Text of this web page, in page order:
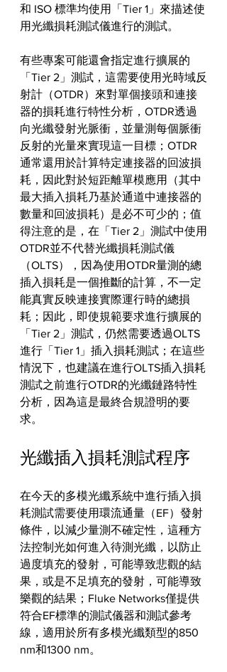
和 ISO 標準均使用「Tier 1」來描述使
用光纖損耗測試儀進行的測試。
有些專案可能還會指定進行擴展的
「Tier 2」測試，這需要使用光時域反
射計（OTDR）來對單個接頭和連接
器的損耗進行特性分析，OTDR透過
向光纖發射光脈衝，並量測每個脈衝
反射的光量來實現這一目標；OTDR
通常還用於計算特定連接器的回波損
耗，因此對於短距離單模應用（其中
最大插入損耗乃基於通道中連接器的
數量和回波損耗）是必不可少的；值
得注意的是，在「Tier 2」測試中使用
OTDR並不代替光纖損耗測試儀
（OLTS），因為使用OTDR量測的總
插入損耗是一個推斷的計算，不一定
能真實反映連接實際運行時的總損
耗；因此，即使規範要求進行擴展的
「Tier 2」測試，仍然需要透過OLTS
進行「Tier 1」插入損耗測試；在這些
情況下，也建議在進行OLTS插入損耗
測試之前進行OTDR的光纖鏈路特性
分析，因為這是最終合規證明的要
求。
光纖插入損耗測試程序
在今天的多模光纖系統中進行插入損
耗測試需要使用環流通量（EF）發射
條件，以減少量測不確定性，這種方
法控制光如何進入待測光纖，以防止
過度填充的發射，可能導致悲觀的結
果，或是不足填充的發射，可能導致
樂觀的結果；Fluke Networks僅提供
符合EF標準的測試儀器和測試參考
線，適用於所有多模光纖類型的850
nm和1300 nm。